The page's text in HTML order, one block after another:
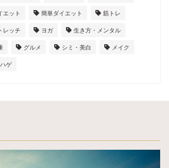
エット 簡単ダイエット 筋トレ
レッチ ヨガ 生き方・メンタル
グルメ シミ・美白 メイク
ハゲ